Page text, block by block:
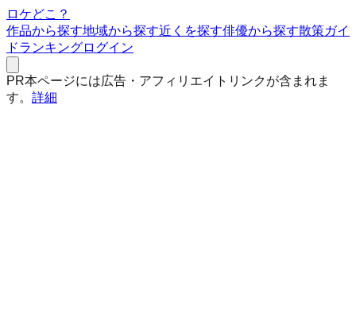
ロケどこ？
作品から探す地域から探す近くを探す俳優から探す散策ガイ
ドランキングログイン
PR本ページには広告・アフィリエイトリンクが含まれま
す。 詳細